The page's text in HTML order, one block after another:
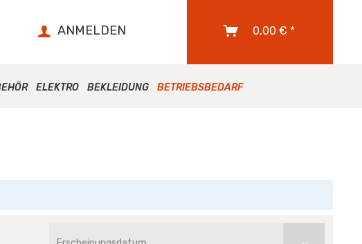
ANMELDEN 0,00 € *
ELEKTRO BEKLEIDUNG BETRIEBSBEDARF